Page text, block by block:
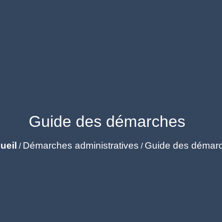
Guide des démarches
/ Démarches administratives / Guide des